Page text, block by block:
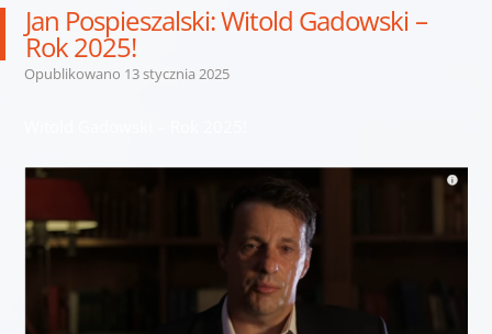
Jan Pospieszalski: Witold Gadowski –
Rok 2025!
Opublikowano 13 stycznia 2025